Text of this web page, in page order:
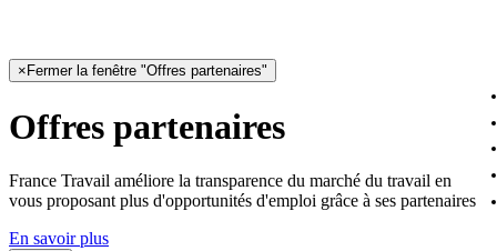
× Fermer la fenêtre "Offres partenaires"
Offres partenaires
France Travail améliore la transparence du marché du travail en
vous proposant plus d'opportunités d'emploi grâce à ses partenaires
En savoir plus